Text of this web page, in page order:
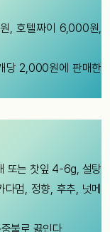
, 호텔짜이 6,000원,
당 2,000원에 판매한
또는 찻잎 4-6g, 설탕
멈, 정향, 후추, 넛메
불로 끓인다